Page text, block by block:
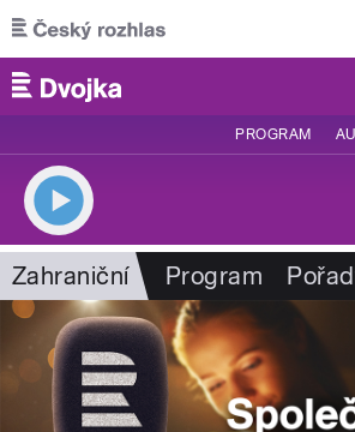
Přejít k hlavnímu obsahu
PROGRAM
Zahraniční Program